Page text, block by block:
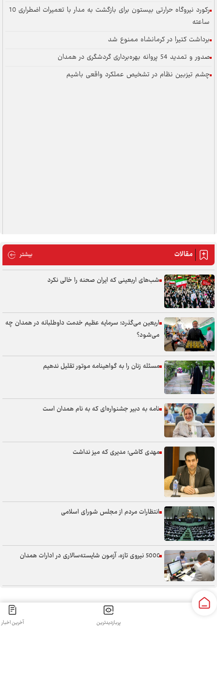
رکورد نیروگاه حرارتی بیستون برای بازگشت به مدار با تعمیرات اضطراری 10
ساعته
برداشت کتیرا در کرمانشاه ممنوع شد
صدور و تمدید 54 پروانه بهره‌برداری گردشگری در همدان
چشم تیزبین نظام در تشخیص عملکرد واقعی باشیم
مقالات بیشتر مقالات
شب‌های اربعینی که ایران صحنه را خالی نکرد
اربعین می‌گذرد؛ سرمایه عظیم خدمت داوطلبانه در همدان چه
می‌شود؟
مسئله زنان را به گواهینامه موتور تقلیل ندهیم
نامه به دبیر جشنواره‌ای که به نام همدان است
مهدی کاشی؛ مدیری که میز نداشت
انتظارات مردم از مجلس شورای اسلامی
5000 نیروی تازه، آزمون شایسته‌سالاری در ادارات همدان
پربازدیدترین آخرین اخبار